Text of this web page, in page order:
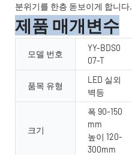
분위기를 한층 돋보이게 합니다.
제품 매개변수
모델 번호
YY-BDS0
07-T
품목 유형
LED 실외
벽등
크기
폭 90-150
mm
높이 120-
300mm